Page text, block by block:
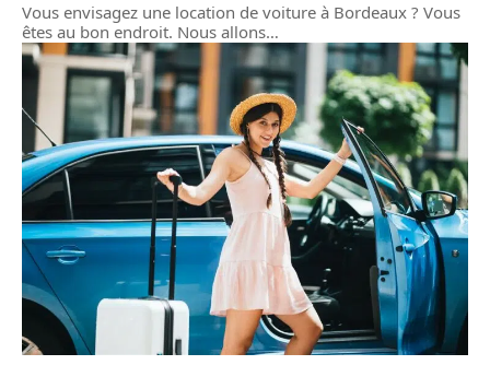
Vous envisagez une location de voiture à Bordeaux ? Vous
êtes au bon endroit. Nous allons…